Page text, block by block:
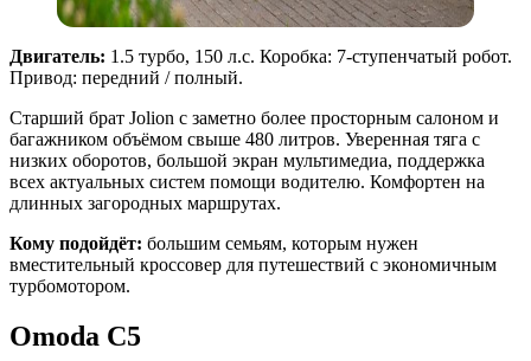
Двигатель: 1.5 турбо, 150 л.с. Коробка: 7-ступенчатый робот.
Привод: передний / полный.
Старший брат Jolion с заметно более просторным салоном и
багажником объёмом свыше 480 литров. Уверенная тяга с
низких оборотов, большой экран мультимедиа, поддержка
всех актуальных систем помощи водителю. Комфортен на
длинных загородных маршрутах.
Кому подойдёт: большим семьям, которым нужен
вместительный кроссовер для путешествий с экономичным
турбомотором.
Omoda C5